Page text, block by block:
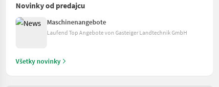
Novinky od predajcu
Maschinenangebote
Laufend Top Angebote von Gasteiger Landtechnik GmbH
Všetky novinky